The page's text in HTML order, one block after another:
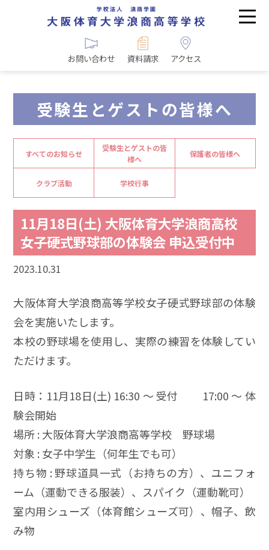
お問い合わせ 資料請求 アクセス
受験生とゲストの皆様へ
すべてのお知らせ
受験生とゲストの皆
様へ
保護者の皆様へ
クラブ活動 学校行事
11月18日(土) 大阪体育大学浪商高校
女子硬式野球部の体験会 申込受付中
2023.10.31
大阪体育大学浪商高等学校女子硬式野球部の体験
会を実施いたします。
本校の野球場を使用し、実際の練習を体験してい
ただけます。
日時：11月18日(土) 16:30 ～ 受付 17:00 ～ 体
験会開始
場所 : 大阪体育大学浪商高等学校 野球場
対象 : 女子中学生（何年生でも可）
持ち物 : 野球道具一式（お持ちの方）、ユニフォ
ーム（運動できる服装）、スパイク（運動靴可）
室内用シューズ（体育館シューズ可）、帽子、飲
み物